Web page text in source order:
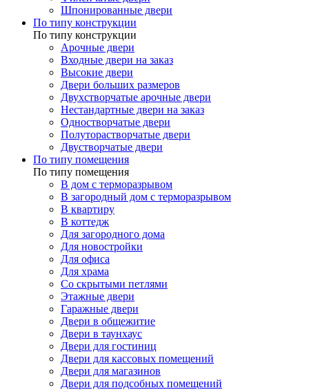
Шпонированные двери
По типу конструкции
По типу конструкции
Арочные двери
Входные двери на заказ
Высокие двери
Двери больших размеров
Двухстворчатые арочные двери
Нестандартные двери на заказ
Одностворчатые двери
Полуторастворчатые двери
Двустворчатые двери
По типу помещения
По типу помещения
В дом с терморазрывом
В загородный дом с терморазрывом
В квартиру
В коттедж
Для загородного дома
Для новостройки
Для офиса
Для храма
Со скрытыми петлями
Этажные двери
Гаражные двери
Двери в общежитие
Двери в таунхаус
Двери для гостиниц
Двери для кассовых помещений
Двери для магазинов
Двери для подсобных помещений